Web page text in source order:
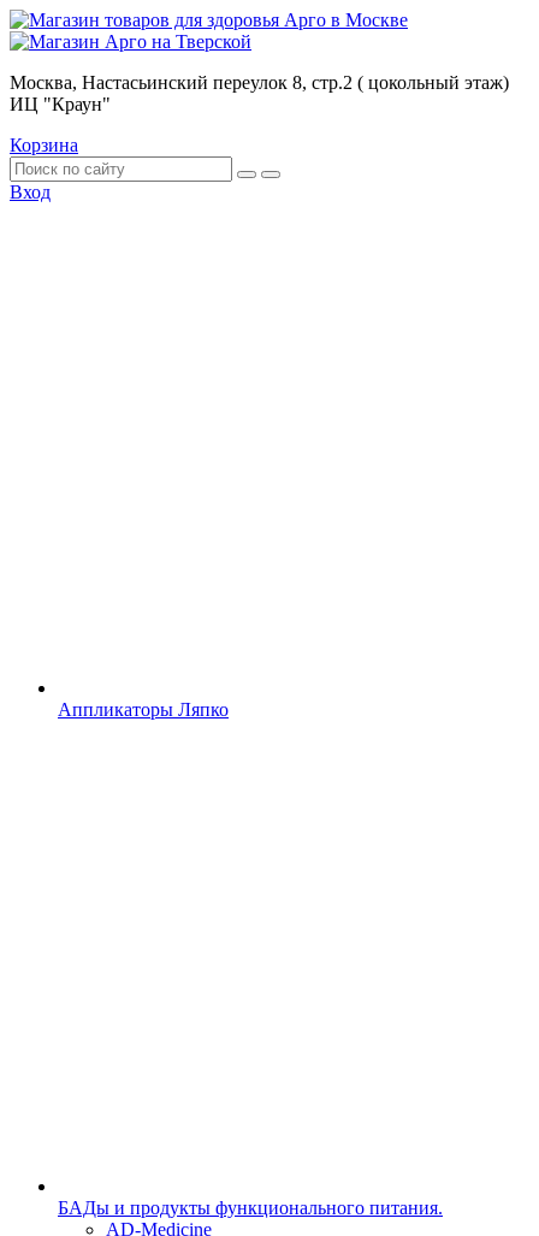
Москва, Настасьинский переулок 8, стр.2 ( цокольный этаж)
ИЦ "Краун"
Корзина
Вход
Аппликаторы Ляпко
БАДы и продукты функционального питания.
AD-Medicine